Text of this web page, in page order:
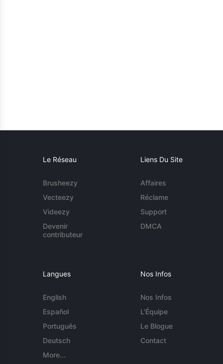
Le Réseau
Brusheezy
Vecteezy
Videezy
Devenir
contributeur
Liens Du Site
Affaires
Réclame
Support
DMCA
Langues
English
Español
Português
Deutsch
More...
Nos Infos
Nos Infos
L'Équipe
Le Blogue
Contact